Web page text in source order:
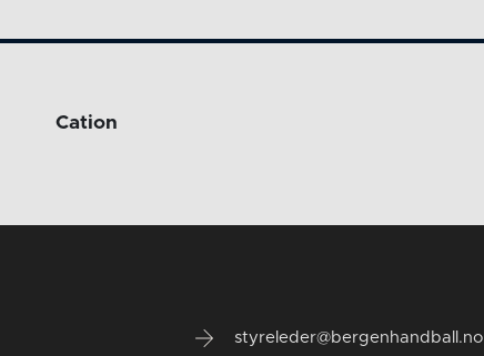
Cation
styreleder@bergenhandball.no